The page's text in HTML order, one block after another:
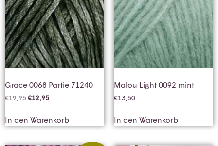
Grace 0068 Partie 71240
€19,95€12,95
In den Warenkorb
Malou Light 0092 mint
€13,50
In den Warenkorb